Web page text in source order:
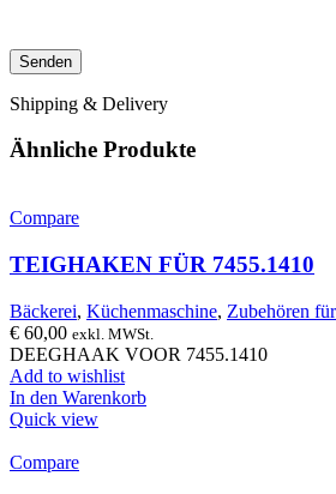
Shipping & Delivery
Ähnliche Produkte
Compare
TEIGHAKEN FÜR 7455.1410
Bäckerei, Küchenmaschine, Zubehören
€ 60,00 exkl. MWSt.
DEEGHAAK VOOR 7455.1410
Add to wishlist
In den Warenkorb
Quick view
Compare